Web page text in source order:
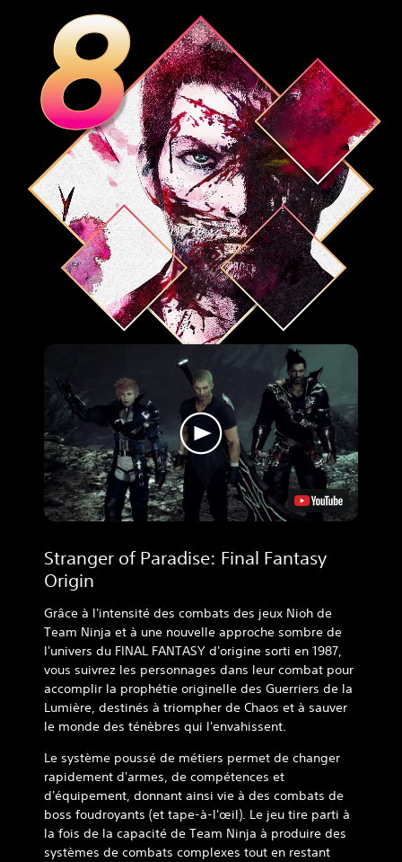
Stranger of Paradise: Final Fantasy
Origin
Grâce à l'intensité des combats des jeux Nioh de
Team Ninja et à une nouvelle approche sombre de
l'univers du FINAL FANTASY d'origine sorti en 1987,
vous suivrez les personnages dans leur combat pour
accomplir la prophétie originelle des Guerriers de la
Lumière, destinés à triompher de Chaos et à sauver
le monde des ténèbres qui l'envahissent.
Le système poussé de métiers permet de changer
rapidement d'armes, de compétences et
d'équipement, donnant ainsi vie à des combats de
boss foudroyants (et tape-à-l'œil). Le jeu tire parti à
la fois de la capacité de Team Ninja à produire des
systèmes de combats complexes tout en restant